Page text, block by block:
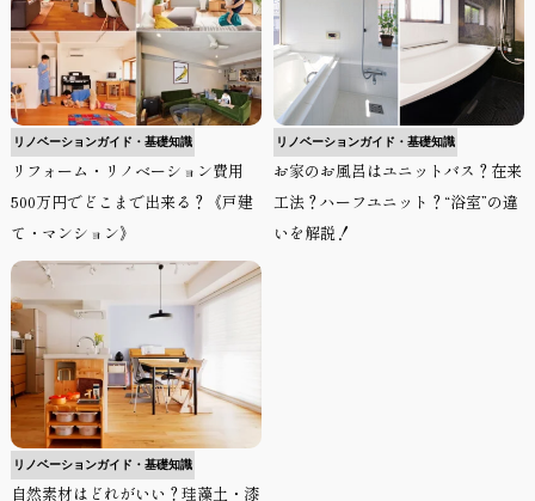
リノベーションガイド・基礎知識
リフォーム・リノベーション費用
500万円でどこまで出来る？《戸建
て・マンション》
リノベーションガイド・基礎知識
お家のお風呂はユニットバス？在来
工法？ハーフユニット？“浴室”の違
いを解説！
リノベーションガイド・基礎知識
自然素材はどれがいい？珪藻土・漆